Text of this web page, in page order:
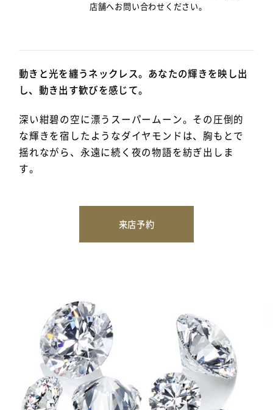
店舗へお問い合わせください。
動きと光を纏うネックレス。あなたの輝きを映し出
し、動き出す歓びを感じて。
深い紺碧の空に漂うスーパームーン。その圧倒的
な輝きを宿したようなダイヤモンドは、胸もとで
揺れながら、永遠に続く夜の物語を紡ぎ出しま
す。
来店予約